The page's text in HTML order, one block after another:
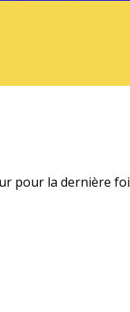
pour la dernière